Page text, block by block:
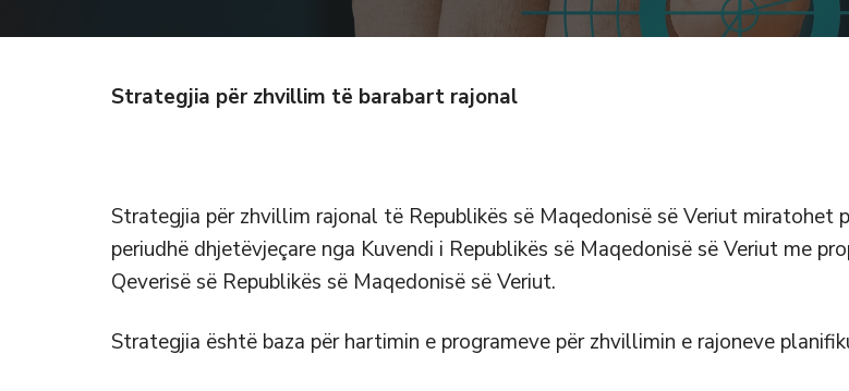
Strategjia për zhvillim të barabart rajonal
Strategjia për zhvillim rajonal të Republikës së Maqedonisë së Veriut miratohet
periudhë dhjetëvjeçare nga Kuvendi i Republikës së Maqedonisë së Veriut me
Qeverisë së Republikës së Maqedonisë së Veriut.
Strategjia është baza për hartimin e programeve për zhvillimin e rajoneve